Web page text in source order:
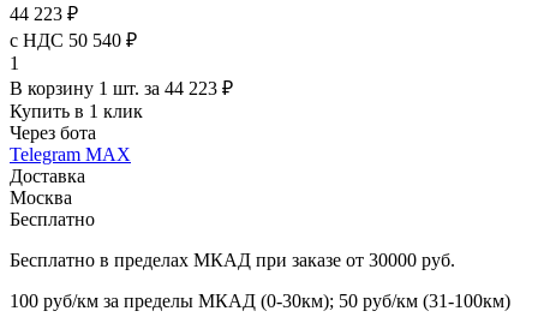
44 223 ₽
с НДС 50 540 ₽
1
В корзину 1 шт. за 44 223 ₽
Купить в 1 клик
Через бота
Telegram MAX
Доставка
Москва
Бесплатно
Бесплатно в пределах МКАД при заказе от 30000 руб.
100 руб/км за пределы МКАД (0-30км); 50 руб/км (31-100км)